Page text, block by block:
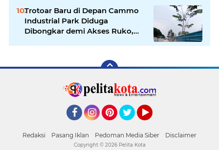
Pemerintah
Trotoar Baru di Depan Cammo
Industrial Park Diduga
Dibongkar demi Akses Ruko,
Redaksi Pasang Iklan Pedoman Media Siber Disclaimer
Copyright © 2026 Pelita Kota